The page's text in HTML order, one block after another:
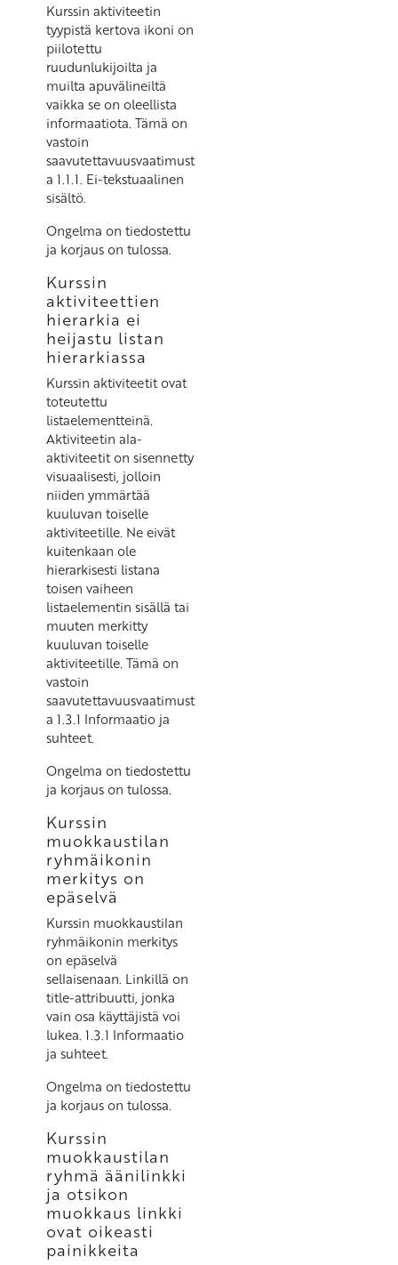
Kurssin aktiviteetin
tyypistä kertova ikoni on
piilotettu
ruudunlukijoilta ja
muilta apuvälineiltä
vaikka se on oleellista
informaatiota. Tämä on
vastoin
saavutettavuusvaatimust
a 1.1.1. Ei-tekstuaalinen
sisältö.
Ongelma on tiedostettu
ja korjaus on tulossa.
Kurssin
aktiviteettien
hierarkia ei
heijastu listan
hierarkiassa
Kurssin aktiviteetit ovat
toteutettu
listaelementteinä.
Aktiviteetin ala-
aktiviteetit on sisennetty
visuaalisesti, jolloin
niiden ymmärtää
kuuluvan toiselle
aktiviteetille. Ne eivät
kuitenkaan ole
hierarkisesti listana
toisen vaiheen
listaelementin sisällä tai
muuten merkitty
kuuluvan toiselle
aktiviteetille. Tämä on
vastoin
saavutettavuusvaatimust
a 1.3.1 Informaatio ja
suhteet.
Ongelma on tiedostettu
ja korjaus on tulossa.
Kurssin
muokkaustilan
ryhmäikonin
merkitys on
epäselvä
Kurssin muokkaustilan
ryhmäikonin merkitys
on epäselvä
sellaisenaan. Linkillä on
title-attribuutti, jonka
vain osa käyttäjistä voi
lukea. 1.3.1 Informaatio
ja suhteet.
Ongelma on tiedostettu
ja korjaus on tulossa.
Kurssin
muokkaustilan
ryhmä äänilinkki
ja otsikon
muokkaus linkki
ovat oikeasti
painikkeita